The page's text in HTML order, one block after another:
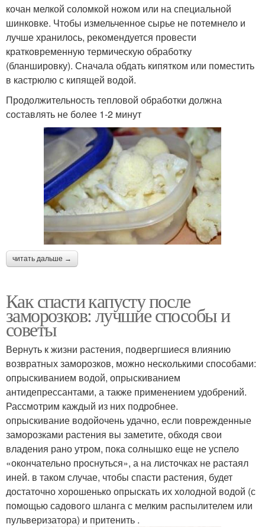
кочан мелкой соломкой ножом или на специальной
шинковке. Чтобы измельченное сырье не потемнело и
лучше хранилось, рекомендуется провести
кратковременную термическую обработку
(бланшировку). Сначала обдать кипятком или поместить
в кастрюлю с кипящей водой.
Продолжительность тепловой обработки должна
составлять не более 1-2 минут
читать дальше →
Как спасти капусту после
заморозков: лучшие способы и
советы
Вернуть к жизни растения, подвергшиеся влиянию
возвратных заморозков, можно несколькими способами:
опрыскиванием водой, опрыскиванием
антидепрессантами, а также применением удобрений.
Рассмотрим каждый из них подробнее.
опрыскивание водойочень удачно, если поврежденные
заморозками растения вы заметите, обходя свои
владения рано утром, пока солнышко еще не успело
«окончательно проснуться», а на листочках не растаял
иней. в таком случае, чтобы спасти растения, будет
достаточно хорошенько опрыскать их холодной водой (с
помощью садового шланга с мелким распылителем или
пульверизатора) и притенить .